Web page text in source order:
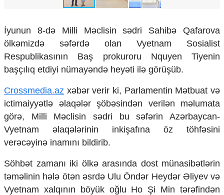
İnfoqrafika
Podcast
Humanitar
Mədəniyyət
Diaspor
Yüksəliş hekayəsi
Mədəniyyətimizin Zəfəri
Zəfər Diasporu
Səhiyyə
Ailə və uşaq
Turizm
İqtisadiyyat
İyunun 8-də Milli Məclisin sədri Sahibə Qafarova
ölkəmizdə səfərdə olan Vyetnam Sosialist
Respublikasının Baş prokuroru Nquyen Tiyenin
başçılıq etdiyi nümayəndə heyəti ilə görüşüb.
Crossmedia.az xəbər verir ki, Parlamentin Mətbuat və
ictimaiyyətlə əlaqələr şöbəsindən verilən məlumata
görə, Milli Məclisin sədri bu səfərin Azərbaycan-
Vyetnam əlaqələrinin inkişafına öz töhfəsini
verəcəyinə inamını bildirib.
Söhbət zamanı iki ölkə arasında dost münasibətlərin
təməlinin hələ ötən əsrdə Ulu Öndər Heydər Əliyev və
Vyetnam xalqının böyük oğlu Ho Şi Min tərəfindən